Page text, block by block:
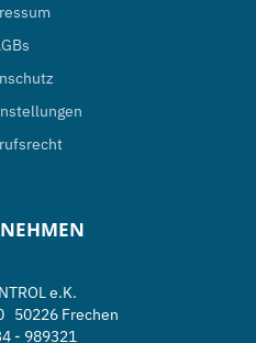
e.K.
50226 Frechen
- 989321